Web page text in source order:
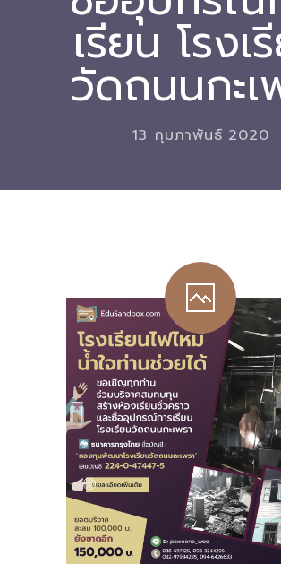
---- พ.ร.บ. และอนุบัญญัติ
---- พ.ร.ฎ. ขยายเวลาใช้บังคับ พ.ร.บ
ศึกษา พ.ศ. 252 พ.ศ. 2569
---- รายงานการประเมินผลสัมฤทธิ์ พ
---- รายงานการวิเคราะห์ผลกระทบที่
---- รอบประเมิน (พ.ศ. 2562-2564)
-- รายงานประจำปี
---- ปีการศึกษา 2564
---- ปีการศึกษา 2565
---- ปีการศึกษา 2567
-- รายงานผล กขศ.สพท.
-- เอกสารเผยแพร่
เกี่ยวกับเรา
เรียน โรงเ
วัดถนนกะเ
13 กุมภาพันธ์ 2020